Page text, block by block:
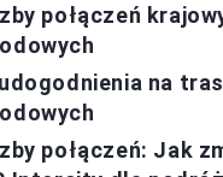
połączeń
na
połączeń: Jak